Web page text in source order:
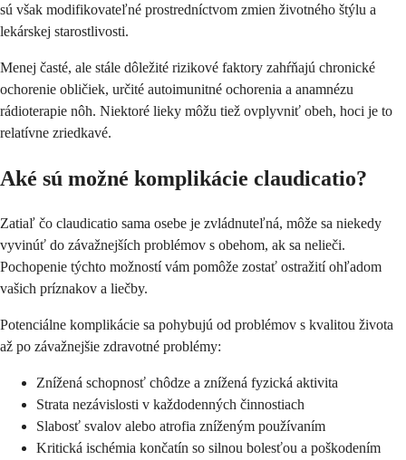
sú však modifikovateľné prostredníctvom zmien životného štýlu a
lekárskej starostlivosti.
Menej časté, ale stále dôležité rizikové faktory zahŕňajú chronické
ochorenie obličiek, určité autoimunitné ochorenia a anamnézu
rádioterapie nôh. Niektoré lieky môžu tiež ovplyvniť obeh, hoci je to
relatívne zriedkavé.
Aké sú možné komplikácie claudicatio?
Zatiaľ čo claudicatio sama osebe je zvládnuteľná, môže sa niekedy
vyvinúť do závažnejších problémov s obehom, ak sa nelieči.
Pochopenie týchto možností vám pomôže zostať ostražití ohľadom
vašich príznakov a liečby.
Potenciálne komplikácie sa pohybujú od problémov s kvalitou života
až po závažnejšie zdravotné problémy:
Znížená schopnosť chôdze a znížená fyzická aktivita
Strata nezávislosti v každodenných činnostiach
Slabosť svalov alebo atrofia zníženým používaním
Kritická ischémia končatín so silnou bolesťou a poškodením